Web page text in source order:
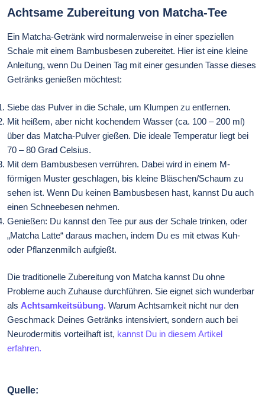
Achtsame Zubereitung von Matcha-Tee
Ein Matcha-Getränk wird normalerweise in einer speziellen
Schale mit einem Bambusbesen zubereitet. Hier ist eine kleine
Anleitung, wenn Du Deinen Tag mit einer gesunden Tasse dieses
Getränks genießen möchtest:
Siebe das Pulver in die Schale, um Klumpen zu entfernen.
Mit heißem, aber nicht kochendem Wasser (ca. 100 – 200 ml)
über das Matcha-Pulver gießen. Die ideale Temperatur liegt bei
70 – 80 Grad Celsius.
Mit dem Bambusbesen verrühren. Dabei wird in einem M-
förmigen Muster geschlagen, bis kleine Bläschen/Schaum zu
sehen ist. Wenn Du keinen Bambusbesen hast, kannst Du auch
einen Schneebesen nehmen.
Genießen: Du kannst den Tee pur aus der Schale trinken, oder
„Matcha Latte“ daraus machen, indem Du es mit etwas Kuh-
oder Pflanzenmilch aufgießt.
Die traditionelle Zubereitung von Matcha kannst Du ohne
Probleme auch Zuhause durchführen. Sie eignet sich wunderbar
als Achtsamkeitsübung. Warum Achtsamkeit nicht nur den
Geschmack Deines Getränks intensiviert, sondern auch bei
Neurodermitis vorteilhaft ist, kannst Du in diesem Artikel
erfahren.
Quelle: